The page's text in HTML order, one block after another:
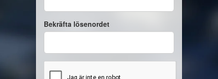
Bekräfta lösenordet